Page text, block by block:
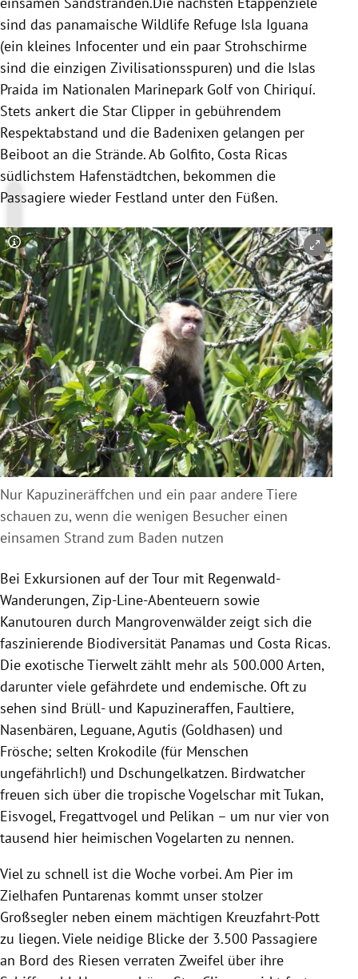
sind das panamaische Wildlife Refuge Isla Iguana
(ein kleines Infocenter und ein paar Strohschirme
sind die einzigen Zivilisationsspuren) und die Islas
Praida im Nationalen Marinepark Golf von Chiriquí.
Stets ankert die Star Clipper in gebührendem
Respektabstand und die Badenixen gelangen per
Beiboot an die Strände. Ab Golfito, Costa Ricas
südlichstem Hafenstädtchen, bekommen die
Passagiere wieder Festland unter den Füßen.
Copyright-Hinweis öffnen/schließen
Nur Kapuzineräffchen und ein paar andere Tiere
schauen zu, wenn die wenigen Besucher einen
einsamen Strand zum Baden nutzen
Bei Exkursionen auf der Tour mit Regenwald-
Wanderungen, Zip-Line-Abenteuern sowie
Kanutouren durch Mangrovenwälder zeigt sich die
faszinierende Biodiversität Panamas und Costa Ricas.
Die exotische Tierwelt zählt mehr als 500.000 Arten,
darunter viele gefährdete und endemische. Oft zu
sehen sind Brüll- und Kapuzineraffen, Faultiere,
Nasenbären, Leguane, Agutis (Goldhasen) und
Frösche; selten Krokodile (für Menschen
ungefährlich!) und Dschungelkatzen. Birdwatcher
freuen sich über die tropische Vogelschar mit Tukan,
Eisvogel, Fregattvogel und Pelikan – um nur vier von
tausend hier heimischen Vogelarten zu nennen.
Viel zu schnell ist die Woche vorbei. Am Pier im
Zielhafen Puntarenas kommt unser stolzer
Großsegler neben einem mächtigen Kreuzfahrt-Pott
zu liegen. Viele neidige Blicke der 3.500 Passagiere
an Bord des Riesen verraten Zweifel über ihre